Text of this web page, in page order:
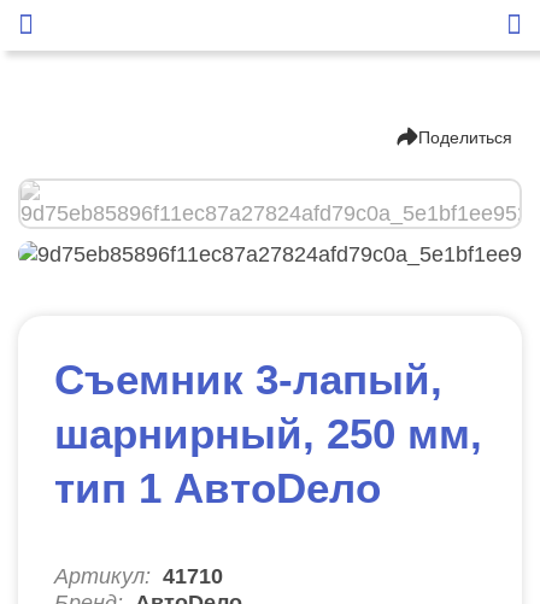
Поделиться
Съемник 3-лапый,
шарнирный, 250 мм,
тип 1 АвтоDело
Артикул: 41710